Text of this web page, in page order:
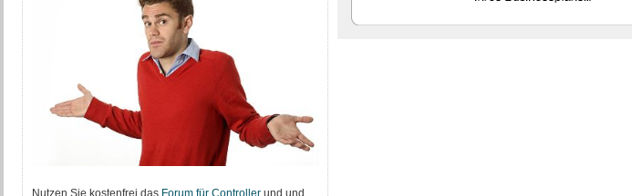
Nutzen Sie kostenfrei das Forum für Controllerund und